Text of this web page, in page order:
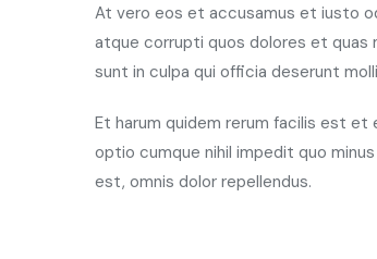
At vero eos et accusamus et iusto
atque corrupti quos dolores et
sunt in culpa qui officia deserunt
Et harum quidem rerum facilis est
optio cumque nihil impedit quo
est, omnis dolor repellendus.